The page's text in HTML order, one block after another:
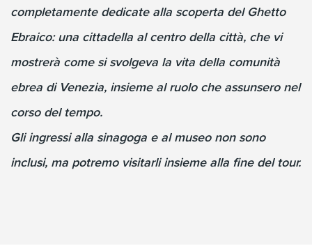
completamente dedicate alla scoperta del Ghetto
Ebraico: una cittadella al centro della città, che vi
mostrerà come si svolgeva la vita della comunità
ebrea di Venezia, insieme al ruolo che assunsero nel
corso del tempo.
Gli ingressi alla sinagoga e al museo non sono
inclusi, ma potremo visitarli insieme alla fine del tour.